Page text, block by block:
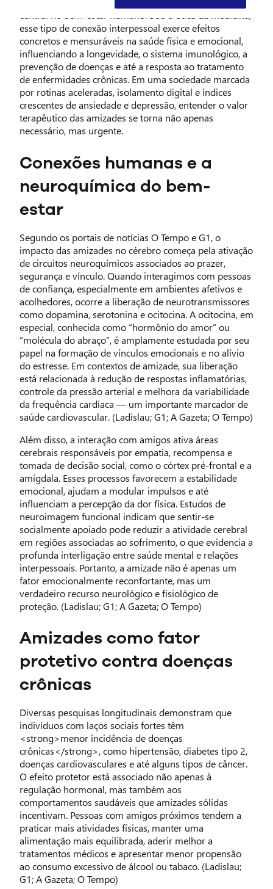
central no bem-estar humano. Sob a ótica da medicina,
esse tipo de conexão interpessoal exerce efeitos
concretos e mensuráveis na saúde física e emocional,
influenciando a longevidade, o sistema imunológico, a
prevenção de doenças e até a resposta ao tratamento
de enfermidades crônicas. Em uma sociedade marcada
por rotinas aceleradas, isolamento digital e índices
crescentes de ansiedade e depressão, entender o valor
terapêutico das amizades se torna não apenas
necessário, mas urgente.
Conexões humanas e a
neuroquímica do bem-
estar
Segundo os portais de notícias O Tempo e G1, o
impacto das amizades no cérebro começa pela ativação
de circuitos neuroquímicos associados ao prazer,
segurança e vínculo. Quando interagimos com pessoas
de confiança, especialmente em ambientes afetivos e
acolhedores, ocorre a liberação de neurotransmissores
como dopamina, serotonina e ocitocina. A ocitocina, em
especial, conhecida como “hormônio do amor” ou
“molécula do abraço”, é amplamente estudada por seu
papel na formação de vínculos emocionais e no alívio
do estresse. Em contextos de amizade, sua liberação
está relacionada à redução de respostas inflamatórias,
controle da pressão arterial e melhora da variabilidade
da frequência cardíaca — um importante marcador de
saúde cardiovascular. (Ladislau; G1; A Gazeta; O Tempo)
Além disso, a interação com amigos ativa áreas
cerebrais responsáveis por empatia, recompensa e
tomada de decisão social, como o córtex pré-frontal e a
amígdala. Esses processos favorecem a estabilidade
emocional, ajudam a modular impulsos e até
influenciam a percepção da dor física. Estudos de
neuroimagem funcional indicam que sentir-se
socialmente apoiado pode reduzir a atividade cerebral
em regiões associadas ao sofrimento, o que evidencia a
profunda interligação entre saúde mental e relações
interpessoais. Portanto, a amizade não é apenas um
fator emocionalmente reconfortante, mas um
verdadeiro recurso neurológico e fisiológico de
proteção. (Ladislau; G1; A Gazeta; O Tempo)
Amizades como fator
protetivo contra doenças
crônicas
Diversas pesquisas longitudinais demonstram que
indivíduos com laços sociais fortes têm
<strong>menor incidência de doenças
crônicas</strong>, como hipertensão, diabetes tipo 2,
doenças cardiovasculares e até alguns tipos de câncer.
O efeito protetor está associado não apenas à
regulação hormonal, mas também aos
comportamentos saudáveis que amizades sólidas
incentivam. Pessoas com amigos próximos tendem a
praticar mais atividades físicas, manter uma
alimentação mais equilibrada, aderir melhor a
tratamentos médicos e apresentar menor propensão
ao consumo excessivo de álcool ou tabaco. (Ladislau;
G1; A Gazeta; O Tempo)